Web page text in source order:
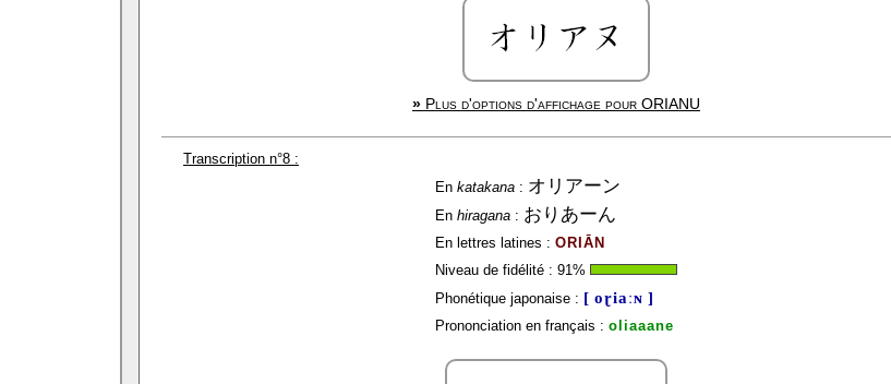
» Plus d'options d'affichage pour ORIANU
Transcription n°8 :
En katakana : オリアーン
En hiragana : おりあーん
En lettres latines : ORIĀN
Niveau de fidélité : 91%
Phonétique japonaise : [ oɽiaːɴ ]
Prononciation en français : oliaaane